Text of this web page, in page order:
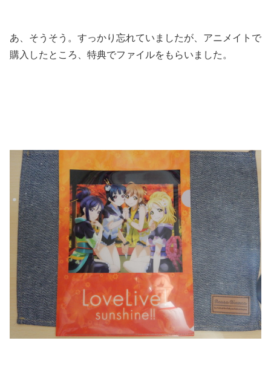
あ、そうそう。すっかり忘れていましたが、アニメイトで
購入したところ、特典でファイルをもらいました。